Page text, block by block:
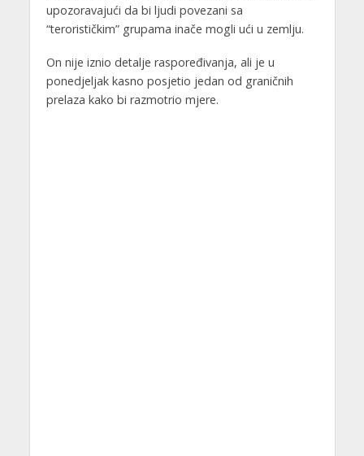
upozoravajući da bi ljudi povezani sa
“terorističkim” grupama inače mogli ući u zemlju.
On nije iznio detalje raspoređivanja, ali je u
ponedjeljak kasno posjetio jedan od graničnih
prelaza kako bi razmotrio mjere.